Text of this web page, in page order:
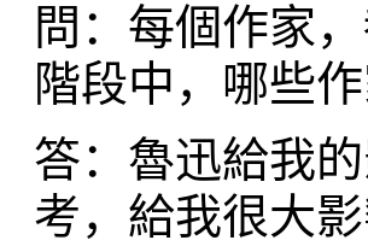
問：每個作家
階段中，哪些
答：魯迅給我
考，給我很大